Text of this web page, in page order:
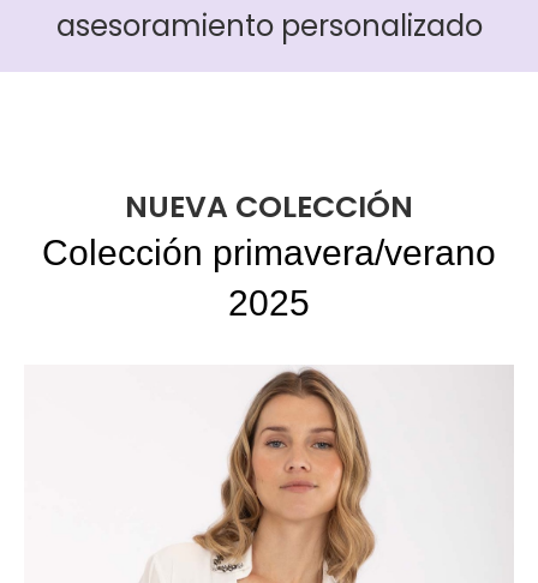
asesoramiento personalizado
NUEVA COLECCIÓN
Colección primavera/verano
2025